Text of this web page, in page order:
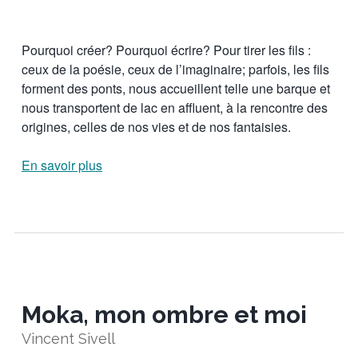
Pourquoi créer? Pourquoi écrire? Pour tirer les fils :
ceux de la poésie, ceux de l’imaginaire; parfois, les fils
forment des ponts, nous accueillent telle une barque et
nous transportent de lac en affluent, à la rencontre des
origines, celles de nos vies et de nos fantaisies.
En savoir plus
Moka, mon ombre et moi
Vincent Sivell